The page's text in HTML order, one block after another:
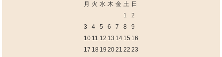
月 火 水 木 金 土 日
1
2
3
4 5 6 7 8
9
10 11 12 13 14 15 16
17 18 19 2021 22 23